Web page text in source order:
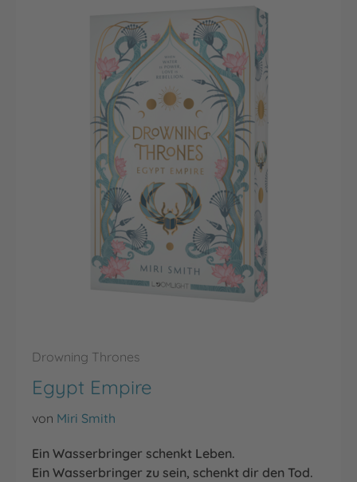
Drowning Thrones
Egypt Empire
von Miri Smith
Ein Wasserbringer schenkt Leben.
Ein Wasserbringer zu sein, schenkt dir den Tod.